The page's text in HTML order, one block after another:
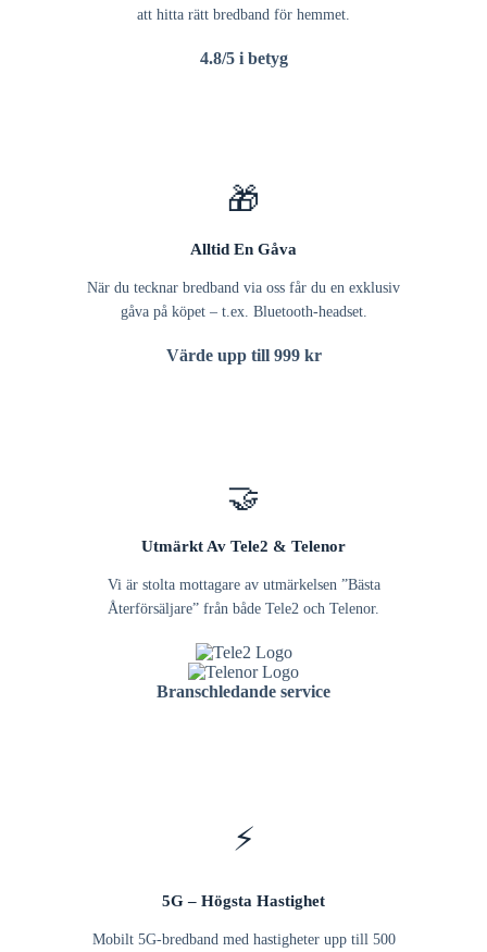
att hitta rätt bredband för hemmet.
4.8/5 i betyg
🎁
Alltid En Gåva
När du tecknar bredband via oss får du en exklusiv
gåva på köpet – t.ex. Bluetooth-headset.
Värde upp till 999 kr
🤝
Utmärkt Av Tele2 & Telenor
Vi är stolta mottagare av utmärkelsen ”Bästa
Återförsäljare” från både Tele2 och Telenor.
Branschledande service
⚡
5G – Högsta Hastighet
Mobilt 5G-bredband med hastigheter upp till 500